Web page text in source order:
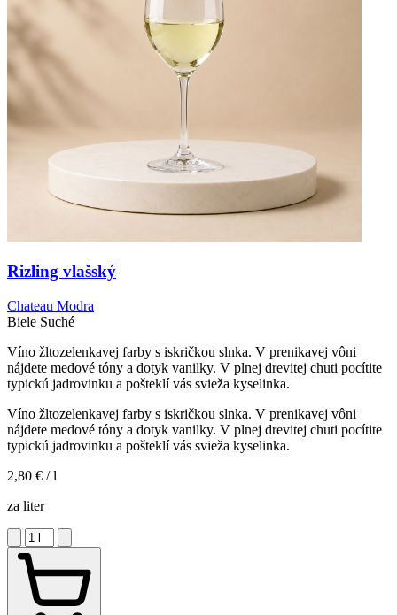
Rizling vlašský
Chateau Modra
Biele Suché
Víno žltozelenkavej farby s iskričkou slnka. V prenikavej vôni
nájdete medové tóny a dotyk vanilky. V plnej drevitej chuti pocítite
typickú jadrovinku a pošteklí vás svieža kyselinka.
Víno žltozelenkavej farby s iskričkou slnka. V prenikavej vôni
nájdete medové tóny a dotyk vanilky. V plnej drevitej chuti pocítite
typickú jadrovinku a pošteklí vás svieža kyselinka.
2,80 € / l
za liter